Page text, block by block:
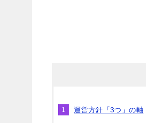
運営方針「3つ」の軸